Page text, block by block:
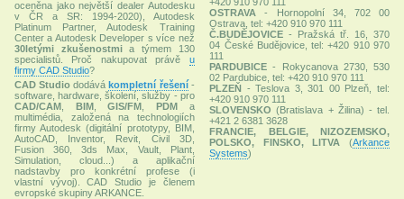
oceněna jako největší dealer Autodesku
v ČR a SR: 1994-2020), Autodesk
Platinum Partner, Autodesk Training
Center a Autodesk Developer s více než
30letými zkušenostmia týmem 130
specialistů. Proč nakupovat právě u
firmy CAD Studio?
CAD Studio dodávákompletní řešení-
software, hardware, školení, služby - pro
CAD/CAM
BIM,GIS/FM ,PDM a
multimédia, založená na technologiích
firmy Autodesk (digitální prototypy, BIM,
AutoCAD, Inventor, Revit, Civil 3D,
Fusion 360, 3ds Max, Vault, Plant,
Simulation, cloud...) a aplikační
nadstavby pro konkrétní profese (i
vlastní vývoj). CAD Studio je členem
evropské skupiny ARKANCE.
OSTRAVA
- Hornopolní 34, 702 00
Ostrava, tel: +420 910 970 111
Č.BUDĚJOVICE - Pražská tř. 16, 370
04 České Budějovice, tel: +420 910 970
111
PARDUBICE - Rokycanova 2730, 530
02 Pardubice, tel: +420 910 970 111
PLZEŇ - Teslova 3, 301 00 Plzeň, tel:
+420 910 970 111
SLOVENSKO (Bratislava + Žilina) - tel.
+421 2 6381 3628
FRANCIE, BELGIE, NIZOZEMSKO,
POLSKO, FINSKO, LITVA
(Arkance
Systems)